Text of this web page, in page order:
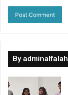
By adminalfalah